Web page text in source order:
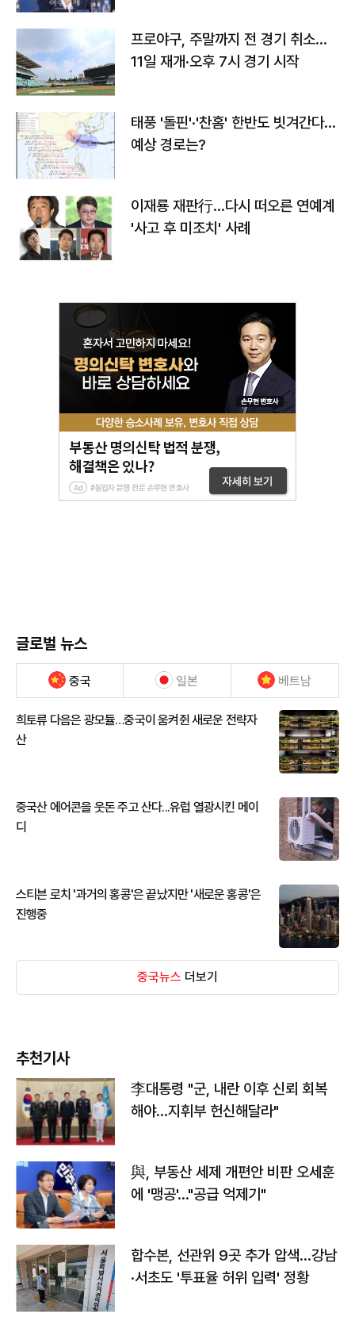
프로야구, 주말까지 전 경기 취소…
11일 재개·오후 7시 경기 시작
태풍 '돌핀'·'찬홈' 한반도 빗겨간다…
예상 경로는?
이재룡 재판行…다시 떠오른 연예계
'사고 후 미조치' 사례
글로벌 뉴스
중국 일본 베트남
희토류 다음은 광모듈…중국이 움켜쥔 새로운 전략자
산
중국산 에어콘을 웃돈 주고 산다...유럽 열광시킨 메이
디
스티븐 로치 '과거의 홍콩'은 끝났지만 '새로운 홍콩'은
진행중
중국뉴스 더보기
추천기사
李대통령 "군, 내란 이후 신뢰 회복
해야…지휘부 헌신해달라"
與, 부동산 세제 개편안 비판 오세훈
에 '맹공'…"공급 억제기"
합수본, 선관위 9곳 추가 압색…강남
·서초도 '투표율 허위 입력' 정황